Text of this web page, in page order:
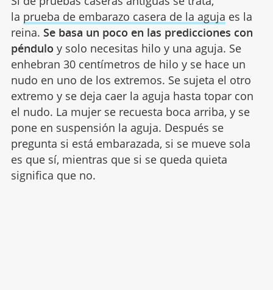
la prueba de embarazo casera de la aguja es la
reina. Se basa un poco en las predicciones con
péndulo y solo necesitas hilo y una aguja. Se
enhebran 30 centímetros de hilo y se hace un
nudo en uno de los extremos. Se sujeta el otro
extremo y se deja caer la aguja hasta topar con
el nudo. La mujer se recuesta boca arriba, y se
pone en suspensión la aguja. Después se
pregunta si está embarazada, si se mueve sola
es que sí, mientras que si se queda quieta
significa que no.